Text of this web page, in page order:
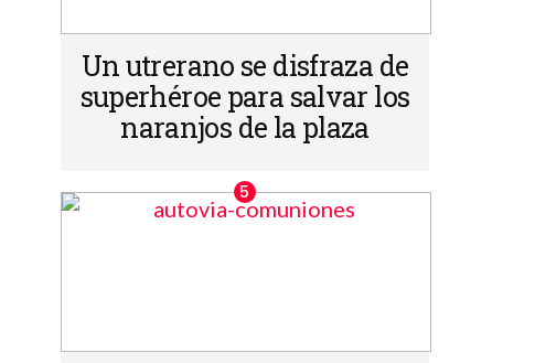
Un utrerano se disfraza de
superhéroe para salvar los
naranjos de la plaza